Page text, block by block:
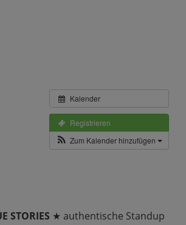
Kalender
Registrieren
Zum Kalender hinzufügen
STORIES ★ authentische Standup